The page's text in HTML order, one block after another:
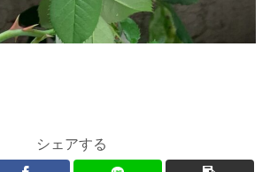
シェアする